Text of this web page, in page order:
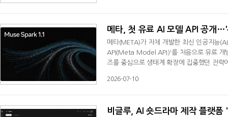
메타, 첫 유료 AI 모델 API 공개
메타(META)가 자체 개발한 최신 인공지능
API(Meta Model API)'를 처음으로 유료 개
즈를 중심으로 생태계 확장에 집중했던 전
델 API 프리뷰 서비스를 시작했다고 밝혔다.
2026-07-10
비글루, AI 숏드라마 제작 플랫폼